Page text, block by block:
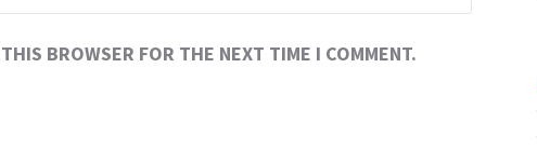
BROWSER FOR THE NEXT TIME I COMMENT.